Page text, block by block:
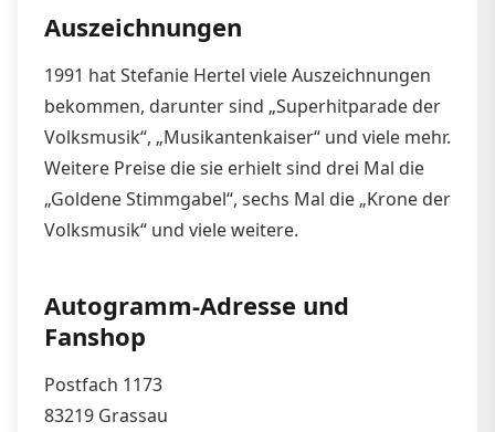
Auszeichnungen
1991 hat Stefanie Hertel viele Auszeichnungen
bekommen, darunter sind „Superhitparade der
Volksmusik“, „Musikantenkaiser“ und viele mehr.
Weitere Preise die sie erhielt sind drei Mal die
„Goldene Stimmgabel“, sechs Mal die „Krone der
Volksmusik“ und viele weitere.
Autogramm-Adresse und
Fanshop
Postfach 1173
83219 Grassau